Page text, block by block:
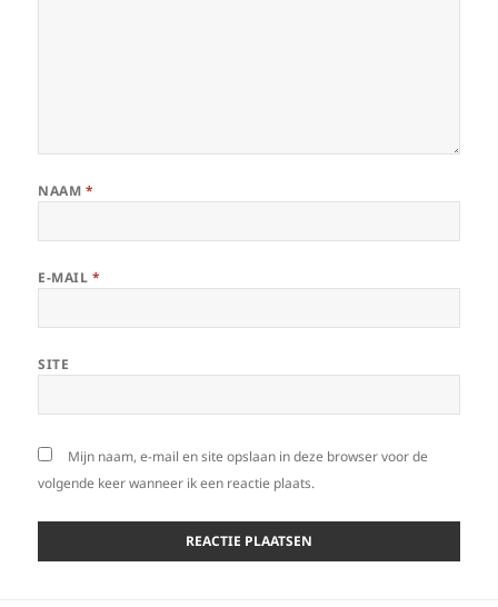
NAAM *
E-MAIL *
SITE
Mijn naam, e-mail en site opslaan in deze browser voor de
volgende keer wanneer ik een reactie plaats.